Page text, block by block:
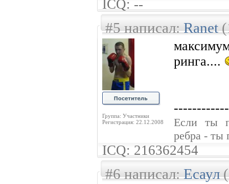
ICQ: --
#5 написал:Ranet
Группа: Участники
Регистрация: 22.12.2008
ринга....
Если ты
ребра -
ICQ: 216362454
#6 написал:Есаул